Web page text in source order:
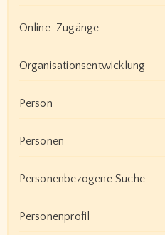
Online-Zugänge
Organisationsentwicklung
Person
Personen
Personenbezogene Suche
Personenprofil